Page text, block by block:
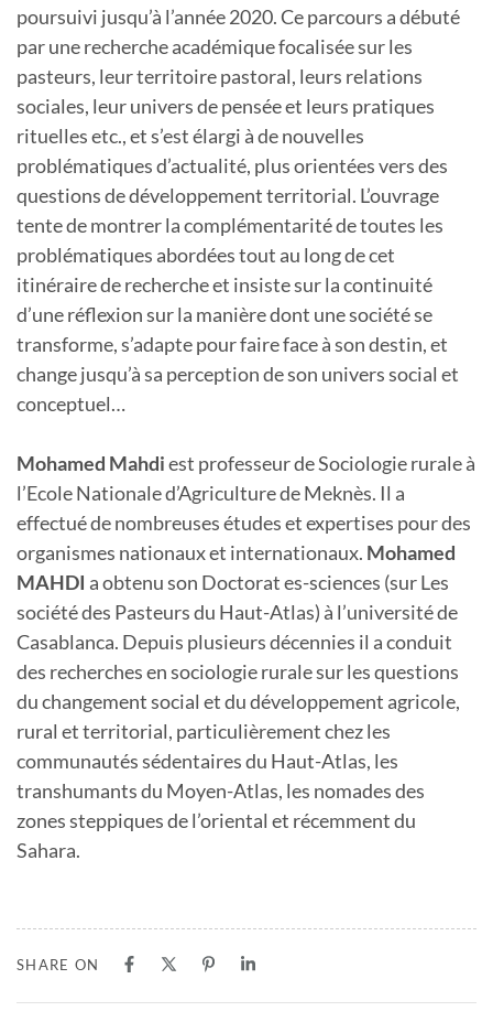
poursuivi jusqu’à l’année 2020. Ce parcours a débuté
par une recherche académique focalisée sur les
pasteurs, leur territoire pastoral, leurs relations
sociales, leur univers de pensée et leurs pratiques
rituelles etc., et s’est élargi à de nouvelles
problématiques d’actualité, plus orientées vers des
questions de développement territorial. L’ouvrage
tente de montrer la complémentarité de toutes les
problématiques abordées tout au long de cet
itinéraire de recherche et insiste sur la continuité
d’une réflexion sur la manière dont une société se
transforme, s’adapte pour faire face à son destin, et
change jusqu’à sa perception de son univers social et
conceptuel…
Mohamed Mahdiest professeur de Sociologie rurale à
l’Ecole Nationale d’Agriculture de Meknès. Il a
effectué de nombreuses études et expertises pour des
organismes nationaux et internationaux. Mohamed
MAHDI a obtenu son Doctorat es-sciences (sur Les
société des Pasteurs du Haut-Atlas) à l’université de
Casablanca. Depuis plusieurs décennies il a conduit
des recherches en sociologie rurale sur les questions
du changement social et du développement agricole,
rural et territorial, particulièrement chez les
communautés sédentaires du Haut-Atlas, les
transhumants du Moyen-Atlas, les nomades des
zones steppiques de l’oriental et récemment du
Sahara.
SHARE ON